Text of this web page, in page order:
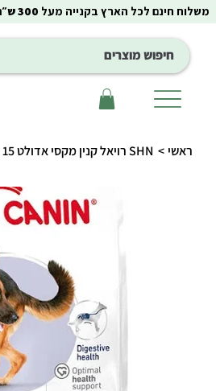
משלוח חינם לכל הארץ בקנייה מעל 300 ש״ח
ראשי > SHN רויאל קנין מקסי אדולט 15 ק"ג